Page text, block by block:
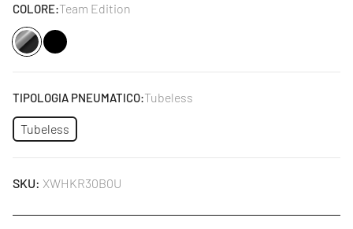
COLORE:Team Edition
TIPOLOGIA PNEUMATICO:Tubeless
Tubeless
SKU: XWHKR30B0U